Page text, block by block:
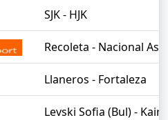
SJK - HJK
Recoleta - Nacional
Llaneros - Fortaleza
Levski Sofia (Bul) -